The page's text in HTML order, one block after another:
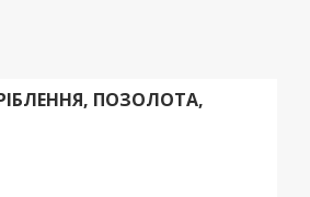
ПОЗОЛОТА,